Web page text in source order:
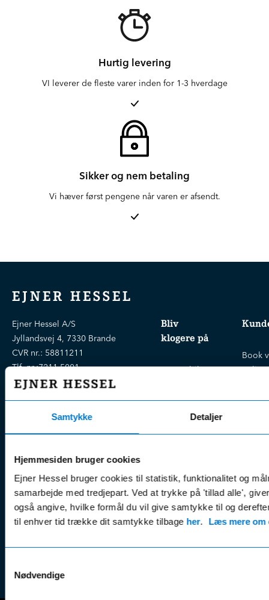
Samtykke Detaljer
Hjemmesiden bruger cookies
Ejner Hessel bruger cookies til statistik, funktionalitet og
samarbejde med tredjepart. Ved at trykke på 'tillad alle',
også angive, hvilke formål du vil give samtykke til og
til enhver tid trække dit samtykke tilbage her. Læs mere om
Nødvendige
Hurtig levering
VI leverer de fleste varer inden for 1-3 hverdage
Sikker og nem betaling
Vi hæver først pengene når varen er afsendt.
EJNER HESSEL
Ejner Hessel A/S
Jyllandsvej 4, 7330 Brande
CVR nr.: 58811211
Tlf. nr.:7211 5001
E-mail:info@hessel.dk
Sikker betaling
Bliv
klogere på
Brugte biler
serviceaftaler
Guides, tips
& nyheder
Leasing &
finansiering
nyhedsbrevet
Book
online